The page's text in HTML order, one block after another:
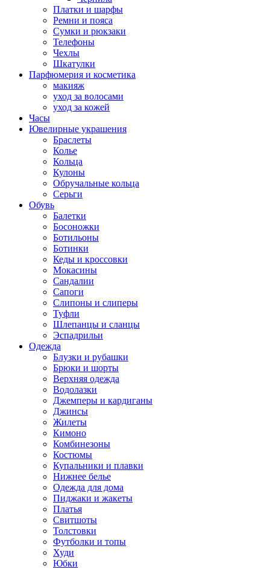
Платки и шарфы
Ремни и пояса
Сумки и рюкзаки
Телефоны
Чехлы
Шкатулки
Парфюмерия и косметика
макияж
уход за волосами
уход за кожей
Часы
Ювелирные украшения
Браслеты
Колье
Кольца
Кулоны
Обручальные кольца
Серьги
Обувь
Балетки
Босоножки
Ботильоны
Ботинки
Кеды и кроссовки
Мокасины
Сандалии
Сапоги
Слипоны и слиперы
Туфли
Шлепанцы и сланцы
Эспадрильи
Одежда
Блузки и рубашки
Брюки и шорты
Верхняя одежда
Водолазки
Джемперы и кардиганы
Джинсы
Жилеты
Кимоно
Комбинезоны
Костюмы
Купальники и плавки
Нижнее белье
Одежда для дома
Пиджаки и жакеты
Платья
Свитшоты
Толстовки
Футболки и топы
Худи
Юбки